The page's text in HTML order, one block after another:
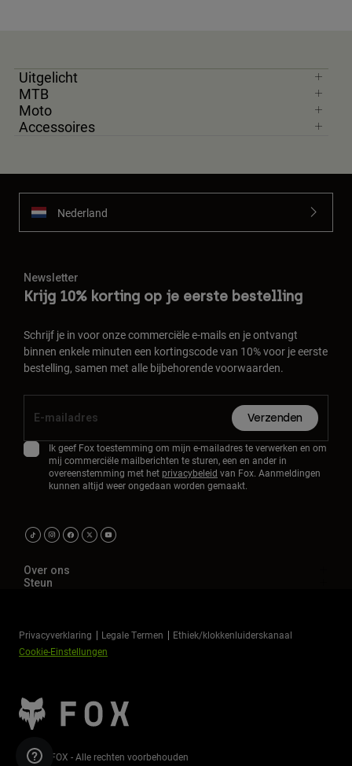
Uitgelicht
MTB
Moto
Accessoires
Nederland
Newsletter
Krijg 10% korting op je eerste bestelling
Schrijf je in voor onze commerciële e-mails en je ontvangt
binnen enkele minuten een kortingscode van 10% voor je eerste
bestelling, samen met alle bijbehorende voorwaarden.
Verzenden
Ik geef Fox toestemming om mijn e-mailadres te verwerken en om
mij commerciële mailberichten te sturen, een en ander in
overeenstemming met het privacybeleid van Fox. Aanmeldingen
kunnen altijd weer ongedaan worden gemaakt.
Over ons
Steun
Privacyverklaring Legale Termen
Ethiek/klokkenluiderskanaal
Cookie-Einstellungen
©2026 FOX - Alle rechten voorbehouden